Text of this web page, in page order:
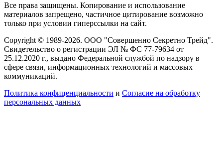
Все права защищены. Копирование и использование
материалов запрещено, частичное цитирование возможно
только при условии гиперссылки на сайт.
Copyright © 1989-2026. ООО "Совершенно Секретно Трейд".
Свидетельство о регистрации ЭЛ № ФС 77-79634 от
25.12.2020 г., выдано Федеральной службой по надзору в
сфере связи, информационных технологий и массовых
коммуникаций.
Политика конфиценциальности и Согласие на обработку
персональных данных